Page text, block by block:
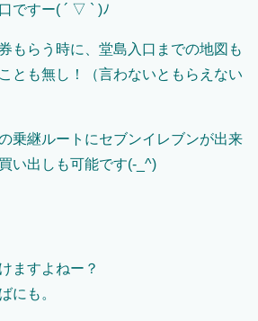
ですー( ´ ▽ ` )ﾉ
もらう時に、堂島入口までの地図も
とも無し！（言わないともらえない
乗継ルートにセブンイレブンが出来
い出しも可能です(-_^)
ますよねー？
にも。